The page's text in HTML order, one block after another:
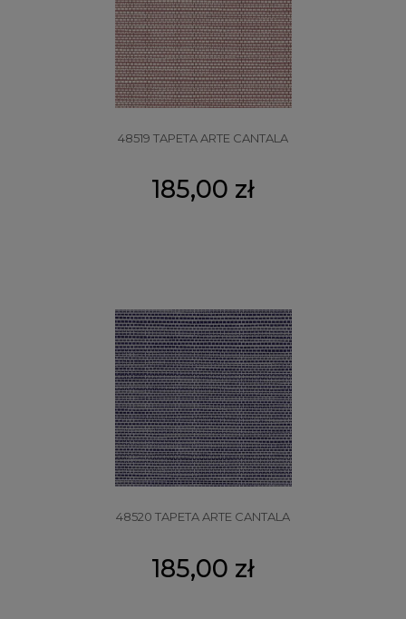
48519 TAPETA ARTE CANTALA
185,00 zł
48520 TAPETA ARTE CANTALA
185,00 zł